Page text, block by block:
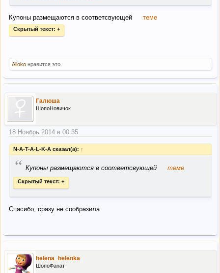
Купоны размещаются в соответсвующей теме
Скрытый текст: +
Alioko нравится это.
Галюша
ШопоНовичок
18 Ноябрь 2014 в 00:35
N-A-T-A-L-K-A сказал(а): ↑
“ Купоны размещаются в соответсвующей теме
Скрытый текст: +
Спасибо, сразу не сообразила
helena_helenka
ШопоФанат